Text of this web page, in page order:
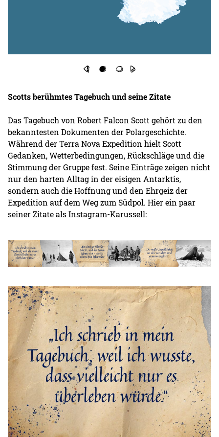
Scotts berühmtes Tagebuch und seine Zitate
Das Tagebuch von Robert Falcon Scott gehört zu den
bekanntesten Dokumenten der Polargeschichte.
Während der Terra Nova Expedition hielt Scott
Gedanken, Wetterbedingungen, Rückschläge und die
Stimmung der Gruppe fest. Seine Einträge zeigen nicht
nur den harten Alltag in der eisigen Antarktis,
sondern auch die Hoffnung und den Ehrgeiz der
Expedition auf dem Weg zum Südpol. Hier ein paar
seiner Zitate als Instagram-Karussell: